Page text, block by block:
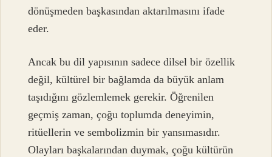
dönüşmeden başkasından aktarılmasını ifade
eder.
Ancak bu dil yapısının sadece dilsel bir özellik
değil, kültürel bir bağlamda da büyük anlam
taşıdığını gözlemlemek gerekir. Öğrenilen
geçmiş zaman, çoğu toplumda deneyimin,
ritüellerin ve sembolizmin bir yansımasıdır.
Olayları başkalarından duymak, çoğu kültürün